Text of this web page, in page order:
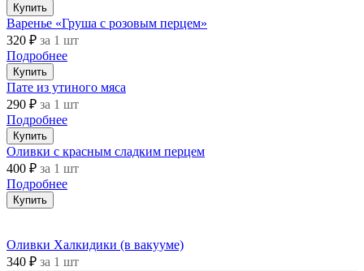
Купить
Варенье «Груша с розовым перцем»
320 ₽ за 1 шт
Подробнее
Купить
Пате из утиного мяса
290 ₽ за 1 шт
Подробнее
Купить
Оливки с красным сладким перцем
400 ₽ за 1 шт
Подробнее
Купить
Оливки Халкидики (в вакууме)
340 ₽ за 1 шт